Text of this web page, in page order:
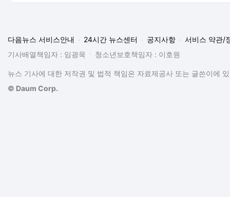
다음뉴스 서비스안내 24시간 뉴스센터 공지사항
서비스 약관/
기사배열책임자 : 임광욱
청소년보호책임자 : 이호원
뉴스 기사에 대한 저작권 및 법적 책임은 자료제공사 또는 글쓴이에
© Daum Corp.